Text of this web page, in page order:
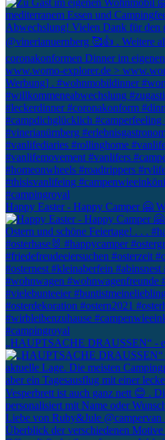
Happy Easter - Happy Camper 🤗
„HAUPTSACHE DRAUSSEN“ -